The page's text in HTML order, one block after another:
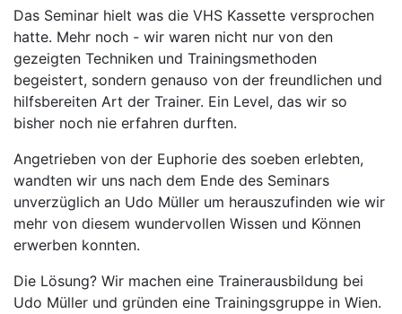
Das Seminar hielt was die VHS Kassette versprochen
hatte. Mehr noch - wir waren nicht nur von den
gezeigten Techniken und Trainingsmethoden
begeistert, sondern genauso von der freundlichen und
hilfsbereiten Art der Trainer. Ein Level, das wir so
bisher noch nie erfahren durften.
Angetrieben von der Euphorie des soeben erlebten,
wandten wir uns nach dem Ende des Seminars
unverzüglich an Udo Müller um herauszufinden wie wir
mehr von diesem wundervollen Wissen und Können
erwerben konnten.
Die Lösung? Wir machen eine Trainerausbildung bei
Udo Müller und gründen eine Trainingsgruppe in Wien.